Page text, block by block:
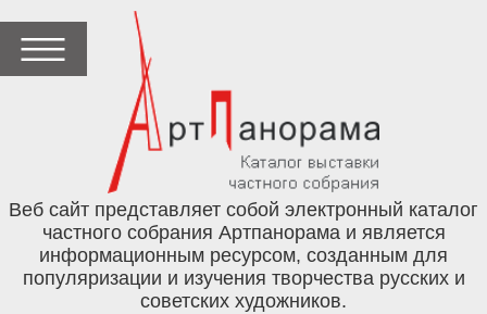
Веб сайт представляет собой электронный каталог
частного собрания Артпанорама и является
информационным ресурсом, созданным для
популяризации и изучения творчества русских и
советских художников.